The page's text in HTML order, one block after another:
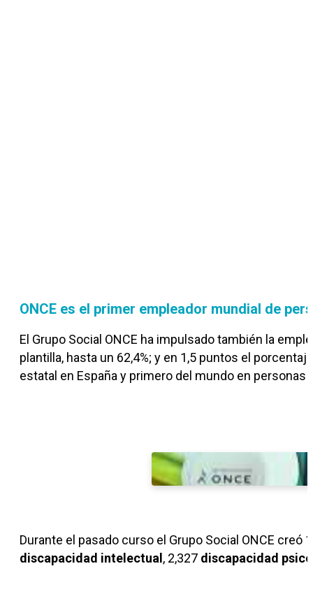
ONCE es el primer empleador mundial de
El Grupo Social ONCE ha impulsado también la
plantilla, hasta un 62,4%; y en 1,5 puntos el
estatal en España y primero del mundo en personas
Durante el pasado curso el Grupo Social ONCE
discapacidad intelectual , 2,327 discapacidad